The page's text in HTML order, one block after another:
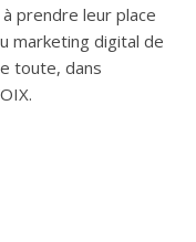
prendre leur place
marketing digital de
toute, dans